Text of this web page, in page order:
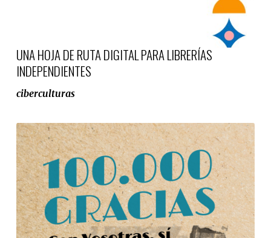
UNA HOJA DE RUTA DIGITAL PARA LIBRERÍAS
INDEPENDIENTES
ciberculturas